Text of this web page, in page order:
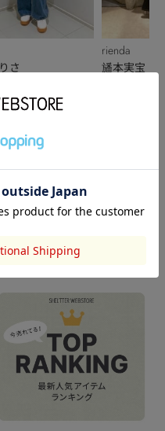
さ
rienda
旙本実宝
している商品